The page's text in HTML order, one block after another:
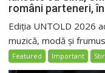
români parteneri,
Ediția UNTOLD 2026
muzică, modă și
Featured Important